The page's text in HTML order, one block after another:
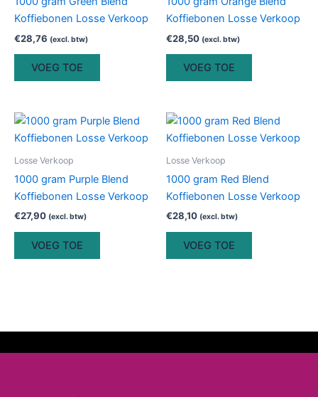
Koffiebonen Losse Verkoop
€28,76 (excl. btw)
VOEG TOE
Koffiebonen Losse Verkoop
€28,50 (excl. btw)
VOEG TOE
Losse Verkoop
1000 gram Purple Blend
Koffiebonen Losse Verkoop
€27,90 (excl. btw)
VOEG TOE
Losse Verkoop
1000 gram Red Blend
Koffiebonen Losse Verkoop
€28,10 (excl. btw)
VOEG TOE